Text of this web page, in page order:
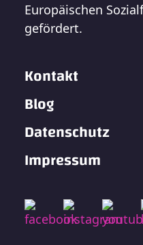
Europäischen
gefördert.
Kontakt
Blog
Datenschutz
Impressum